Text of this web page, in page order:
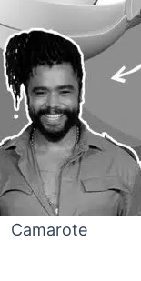
Camarote